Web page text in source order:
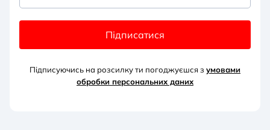
Підписатися
Підписуючись на розсилку ти погоджуєшся з умовами
обробки персональних даних